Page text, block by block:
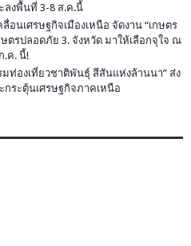
งพื้นที่ 3-8 ส.ค.นี้
นเศรษฐกิจเมืองเหนือ จัดงาน “เกษตร
ษตรปลอดภัย 3. จังหวัด มาให้เลือกจุใจ ณ
.ค. นี้!
ท่องเที่ยวชาติพันธุ์ สีสันแห่งล้านนา” ส่ง
กระตุ้นเศรษฐกิจภาคเหนือ